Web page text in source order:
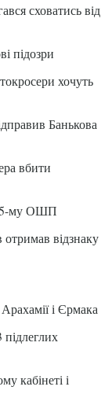
сховатись від
підозри
хочуть
Банькова
вбити
му ОШП
відзнаку
і Єрмака
кабінеті і